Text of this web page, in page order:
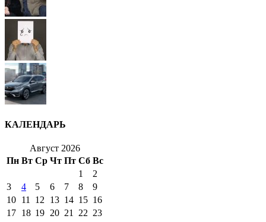
КАЛЕНДАРЬ
Август 2026
Пн Вт Ср Чт Пт Сб Вс
1
2
3
4 5 6 7 8
9
10 11 12 13 14 15 16
17 18 19 20 21 22 23